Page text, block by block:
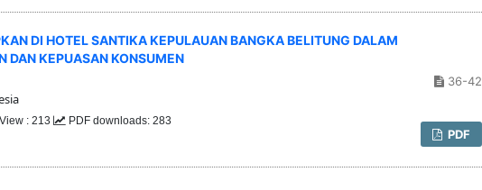
DI HOTEL SANTIKA KEPULAUAN BANGKA BELITUNG DALAM
DAN KEPUASAN KONSUMEN
36-42
PDF
: 213 PDF downloads: 283